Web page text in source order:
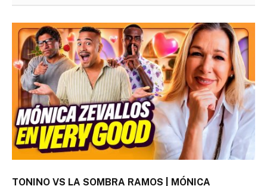
TONINO VS LA SOMBRA RAMOS | MÓNICA